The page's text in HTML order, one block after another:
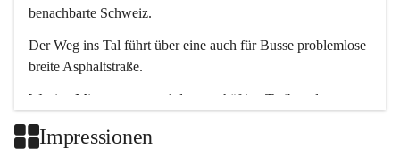
benachbarte Schweiz.
Der Weg ins Tal führt über eine auch für Busse problemlose
breite Asphaltstraße.
Wenige Minuten nur, und das geschäftige Treiben der
Impressionen